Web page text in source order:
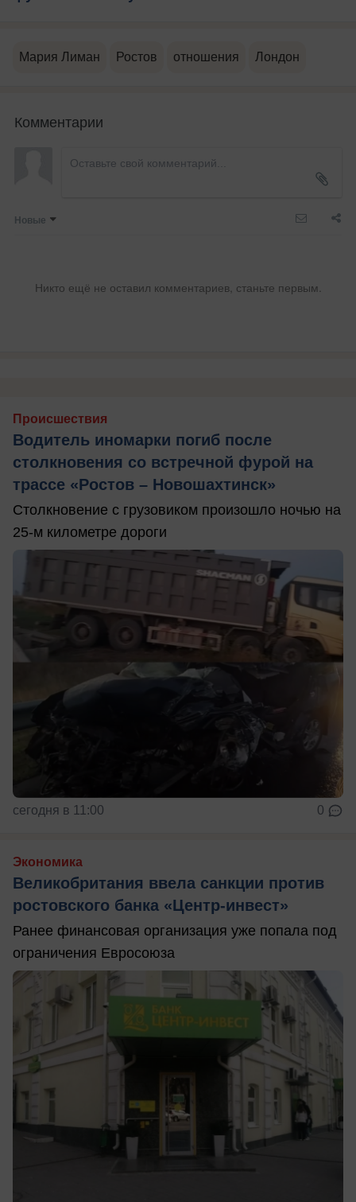
Мария Лиман Ростов отношения Лондон
Комментарии
Новые
Никто ещё не оставил комментариев, станьте первым.
Происшествия
Водитель иномарки погиб после
столкновения со встречной фурой на
трассе «Ростов – Новошахтинск»
Столкновение с грузовиком произошло ночью на
25-м километре дороги
сегодня в 11:00 0
Экономика
Великобритания ввела санкции против
ростовского банка «Центр-инвест»
Ранее финансовая организация уже попала под
ограничения Евросоюза